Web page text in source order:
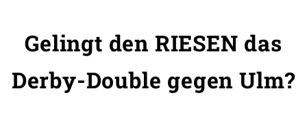
Gelingt den RIESEN das
Derby-Double gegen Ulm?